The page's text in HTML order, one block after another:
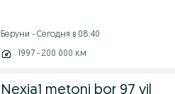
Беруни - Сегодня в 08:40
1997 - 200 000 км
Nexia1 metoni bor 97 yil